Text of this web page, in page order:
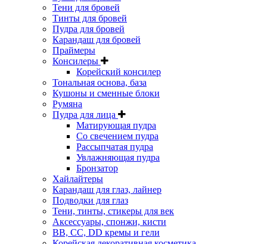
Тени для бровей
Тинты для бровей
Пудра для бровей
Карандаш для бровей
Праймеры
Консилеры
Корейский консилер
Тональная основа, база
Кушоны и сменные блоки
Румяна
Пудра для лица
Матирующая пудра
Со свечением пудра
Рассыпчатая пудра
Увлажняющая пудра
Бронзатор
Хайлайтеры
Карандаш для глаз, лайнер
Подводки для глаз
Тени, тинты, стикеры для век
Аксессуары, спонжи, кисти
BB, CC, DD кремы и гели